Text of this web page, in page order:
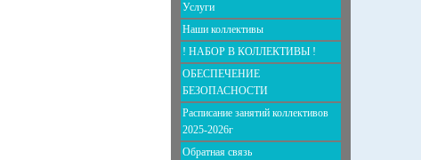
Услуги
Наши коллективы
! НАБОР В КОЛЛЕКТИВЫ !
ОБЕСПЕЧЕНИЕ
БЕЗОПАСНОСТИ
Расписание занятий коллективов
2025-2026г
Обратная связь